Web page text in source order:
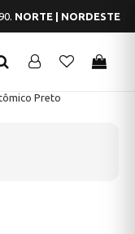
NORTE | NORDESTE
Preto